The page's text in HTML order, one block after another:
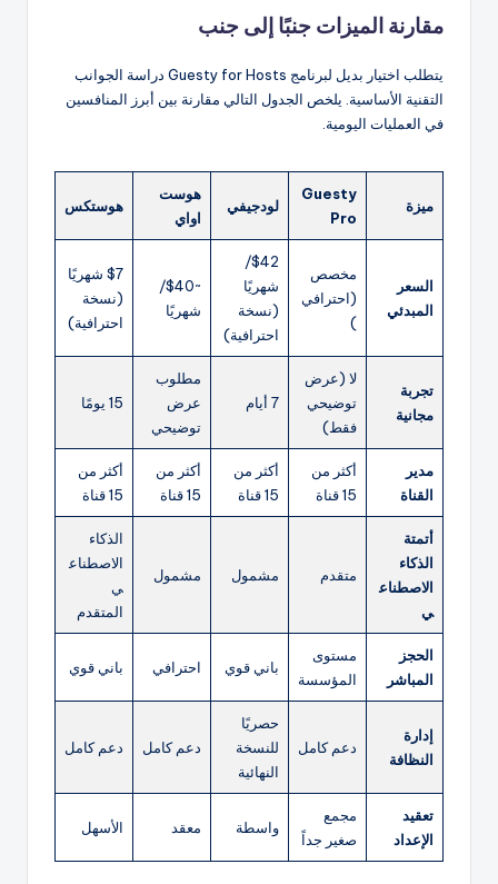
مقارنة الميزات جنبًا إلى جنب
يتطلب اختيار بديل لبرنامج Guesty for Hosts دراسة الجوانب
التقنية الأساسية. يلخص الجدول التالي مقارنة بين أبرز المنافسين
في العمليات اليومية.
ميزة
Guesty
Pro
لودجيفي
هوست
اواي
هوستكس
السعر
المبدئي
مخصص
(احترافي
)
$42/
شهريًا
(نسخة
احترافية)
~$40/
شهريًا
$7 شهريًا
(نسخة
احترافية)
تجربة
مجانية
لا (عرض
توضيحي
فقط)
7 أيام
مطلوب
عرض
توضيحي
15 يومًا
مدير
القناة
أكثر من
15 قناة
أكثر من
15 قناة
أكثر من
15 قناة
أكثر من
15 قناة
أتمتة
الذكاء
الاصطناع
ي
متقدم مشمول مشمول
الذكاء
الاصطناع
ي
المتقدم
الحجز
المباشر
مستوى
المؤسسة
باني قوي احترافي باني قوي
إدارة
النظافة
دعم كامل
حصريًا
للنسخة
النهائية
دعم كامل دعم كامل
تعقيد
الإعداد
مجمع
صغير جداً
واسطة معقد الأسهل